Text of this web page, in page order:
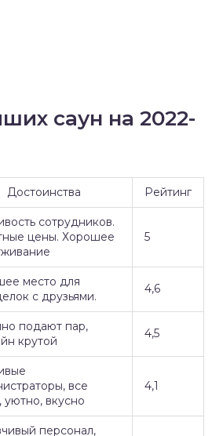
саун на 2022-
Достоинства Рейтинг
сотрудников.
цены. Хорошее
5
место для
с друзьями.
4,6
подают пар,
крутой
4,5
все
уютно, вкусно
4,1
персонал,